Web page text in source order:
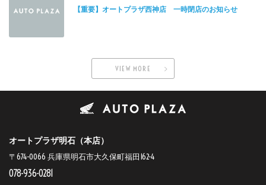
【重要】オートプラザ西神店 一時閉店のお知らせ
VIEW MORE
オートプラザ明石（本店）
〒674-0066 兵庫県明石市大久保町福田162-4
078-936-0281